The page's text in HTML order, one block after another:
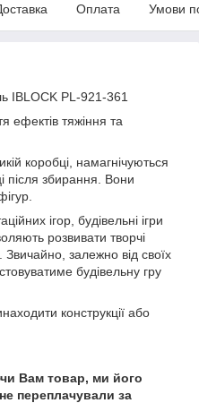
Оплата Умови
IBLOCK PL-921-361
ефектів тяжіння та
коробці, намагнічуються
після збирання. Вони
ігор, будівельні ігри
розвивати творчі
Звичайно, залежно від своїх
будівельну гру
конструкції або
Вам товар, ми його
переплачували за